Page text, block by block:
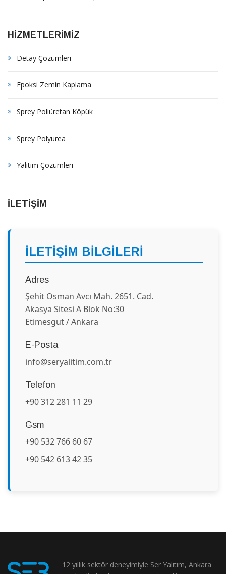
HİZMETLERİMİZ
Detay Çözümleri
Epoksi Zemin Kaplama
Sprey Poliüretan Köpük
Sprey Polyurea
Yalıtım Çözümleri
İLETİŞİM
İLETİŞİM BİLGİLERİ
Adres
Şehit Osman Avcı Mah. 2651. Cad.
Akasya Sitesi A Blok No:30
Etimesgut / Ankara
E-Posta
info@seryalitim.com.tr
Telefon
+90 312 281 11 29
Gsm
+90 532 766 60 67
+90 542 613 42 35
12 yıllık sektör deneyimiyle Ser Yalıtım, Ankara